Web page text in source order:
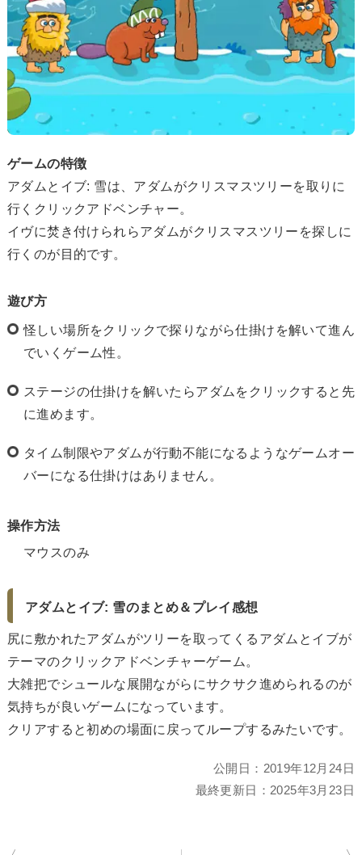
ゲームの特徴
アダムとイブ: 雪は、アダムがクリスマスツリーを取りに
行くクリックアドベンチャー。
イヴに焚き付けられらアダムがクリスマスツリーを探しに
行くのが目的です。
遊び方
怪しい場所をクリックで探りながら仕掛けを解いて進ん
でいくゲーム性。
ステージの仕掛けを解いたらアダムをクリックすると先
に進めます。
タイム制限やアダムが行動不能になるようなゲームオー
バーになる仕掛けはありません。
操作方法
マウスのみ
アダムとイブ: 雪のまとめ＆プレイ感想
尻に敷かれたアダムがツリーを取ってくるアダムとイブが
テーマのクリックアドベンチャーゲーム。
大雑把でシュールな展開ながらにサクサク進められるのが
気持ちが良いゲームになっています。
クリアすると初めの場面に戻ってループするみたいです。
公開日： 2019年12月24日
最終更新日： 2025年3月23日